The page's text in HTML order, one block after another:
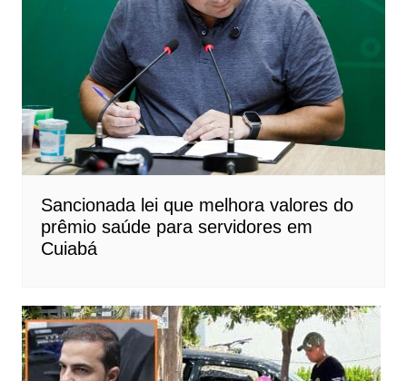
Sancionada lei que melhora valores do
prêmio saúde para servidores em
Cuiabá